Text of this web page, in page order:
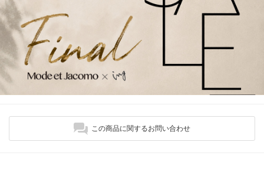
この商品に関するお問い合わせ